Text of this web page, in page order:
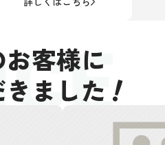
客様に
ました！